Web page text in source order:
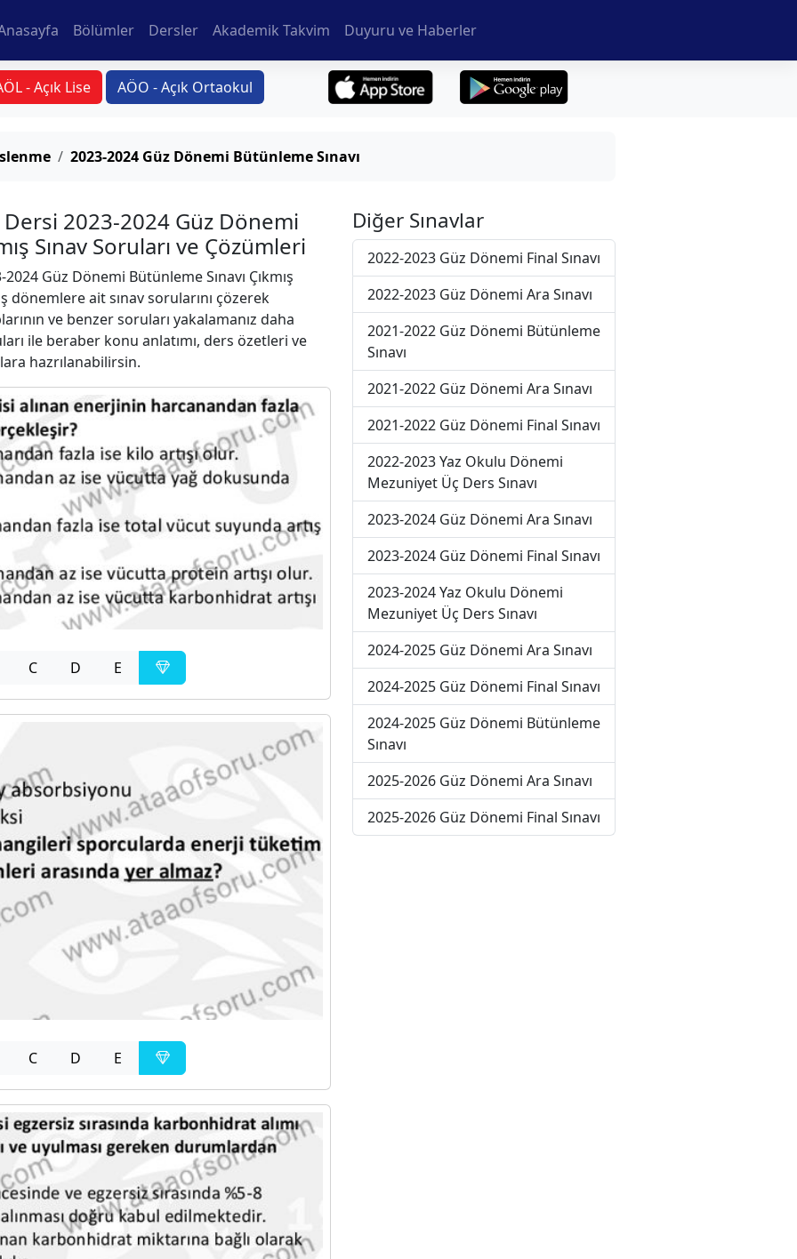
Bölümler Dersler Akademik Takvim Duyuru ve Haberler
- Açık Lise AÖO - Açık Ortaokul
2023-2024 Güz Dönemi Bütünleme Sınavı
2023-2024 Güz Dönemi
Sınav Soruları ve Çözümleri
Güz Dönemi Bütünleme Sınavı Çıkmış
dönemlere ait sınav sorularını çözerek
ve benzer soruları yakalamanız daha
ile beraber konu anlatımı, ders özetleri ve
hazrılanabilirsin.
C D E
C D E
Diğer Sınavlar
2022-2023 Güz Dönemi Final Sınavı
2022-2023 Güz Dönemi Ara Sınavı
2021-2022 Güz Dönemi Bütünleme
Sınavı
2021-2022 Güz Dönemi Ara Sınavı
2021-2022 Güz Dönemi Final Sınavı
2022-2023 Yaz Okulu Dönemi
Mezuniyet Üç Ders Sınavı
2023-2024 Güz Dönemi Ara Sınavı
2023-2024 Güz Dönemi Final Sınavı
2023-2024 Yaz Okulu Dönemi
Mezuniyet Üç Ders Sınavı
2024-2025 Güz Dönemi Ara Sınavı
2024-2025 Güz Dönemi Final Sınavı
2024-2025 Güz Dönemi Bütünleme
Sınavı
2025-2026 Güz Dönemi Ara Sınavı
2025-2026 Güz Dönemi Final Sınavı